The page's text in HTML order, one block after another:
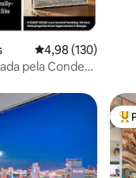
4,98 de uma
4,98 (130)
pela Conde